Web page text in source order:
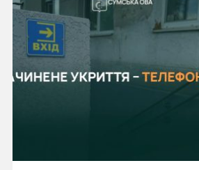
17:24, 14.07.2026